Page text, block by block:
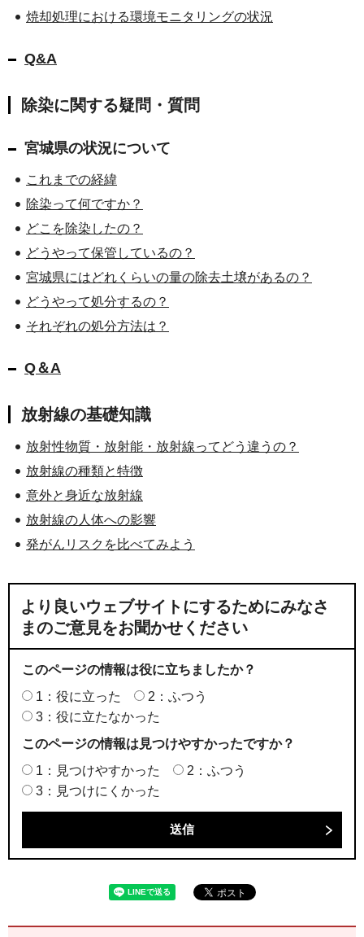
焼却処理における環境モニタリングの状況
Q&A
除染に関する疑問・質問
宮城県の状況について
これまでの経緯
除染って何ですか？
どこを除染したの？
どうやって保管しているの？
宮城県にはどれくらいの量の除去土壌があるの？
どうやって処分するの？
それぞれの処分方法は？
Q＆A
放射線の基礎知識
放射性物質・放射能・放射線ってどう違うの？
放射線の種類と特徴
意外と身近な放射線
放射線の人体への影響
発がんリスクを比べてみよう
より良いウェブサイトにするためにみなさ
まのご意見をお聞かせください
このページの情報は役に立ちましたか？
1：役に立った
2：ふつう
3：役に立たなかった
このページの情報は見つけやすかったですか？
1：見つけやすかった
2：ふつう
3：見つけにくかった